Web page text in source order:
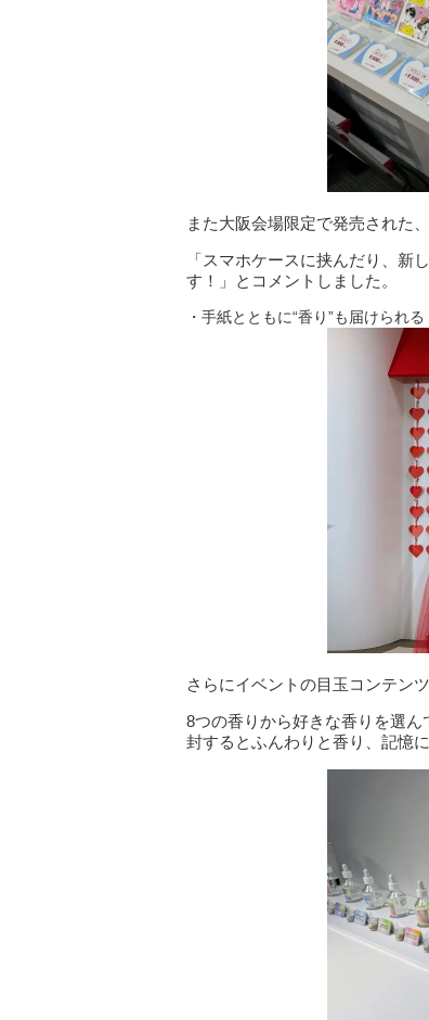
また大阪会場限定で発売された
「スマホケースに挟んだり、新
す！」とコメントしました。
・手紙とともに“香り”も届けられ
さらにイベントの目玉コンテン
8つの香りから好きな香りを選
封するとふんわりと香り、記憶